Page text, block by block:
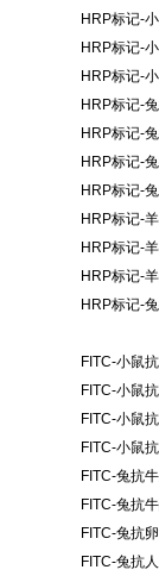
HRP标记-
HRP标记-
HRP标记-
HRP标记-
HRP标记-
HRP标记-
HRP标记-
HRP标记-
HRP标记-
HRP标记-
HRP标记-
FITC-小鼠
FITC-小鼠
FITC-小鼠
FITC-小鼠
FITC-兔抗
FITC-兔抗
FITC-兔抗
FITC-兔抗